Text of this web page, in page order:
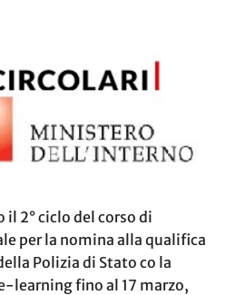
il 2° ciclo del corso di
per la nomina alla qualifica
Polizia di Stato co la
learning fino al 17 marzo,